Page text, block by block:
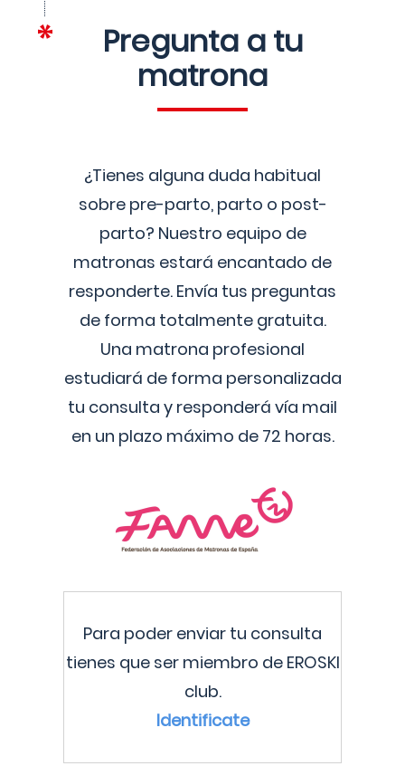
Pregunta a tu
matrona
¿Tienes alguna duda habitual
sobre pre-parto, parto o post-
parto? Nuestro equipo de
matronas estará encantado de
responderte. Envía tus preguntas
de forma totalmente gratuita.
Una matrona profesional
estudiará de forma personalizada
tu consulta y responderá vía mail
en un plazo máximo de 72 horas.
Para poder enviar tu consulta
tienes que ser miembro de EROSKI
club.
Identificate